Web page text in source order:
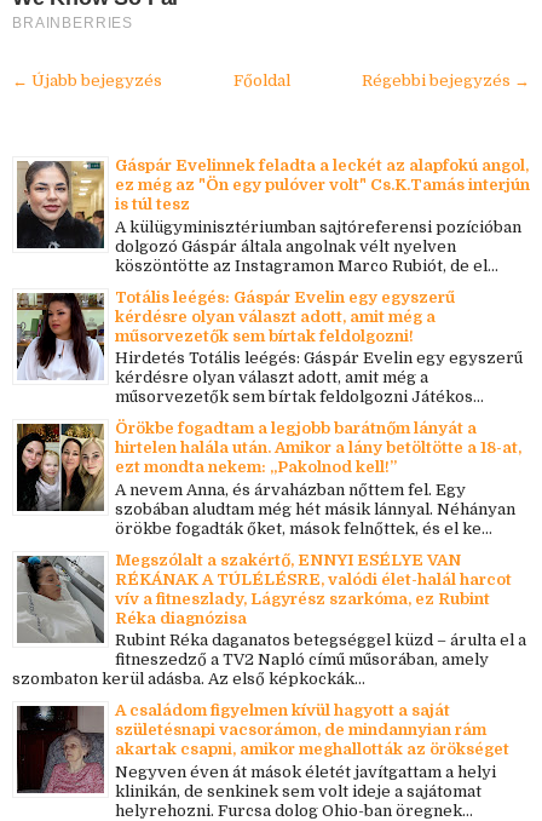
BRAINBERRIES
← Újabb bejegyzés Régebbi bejegyzés →
Főoldal
Gáspár Evelinnek feladta a leckét az alapfokú angol,
ez még az "Ön egy pulóver volt" Cs.K.Tamás interjún
is túl tesz
A külügyminisztériumban sajtóreferensi pozícióban
dolgozó Gáspár általa angolnak vélt nyelven
köszöntötte az Instagramon Marco Rubiót, de el...
Totális leégés: Gáspár Evelin egy egyszerű
kérdésre olyan választ adott, amit még a
műsorvezetők sem bírtak feldolgozni!
Hirdetés Totális leégés: Gáspár Evelin egy egyszerű
kérdésre olyan választ adott, amit még a
műsorvezetők sem bírtak feldolgozni Játékos...
Örökbe fogadtam a legjobb barátnőm lányát a
hirtelen halála után. Amikor a lány betöltötte a 18-at,
ezt mondta nekem: „Pakolnod kell!”
A nevem Anna, és árvaházban nőttem fel. Egy
szobában aludtam még hét másik lánnyal. Néhányan
örökbe fogadták őket, mások felnőttek, és el ke...
Megszólalt a szakértő, ENNYI ESÉLYE VAN
RÉKÁNAK A TÚLÉLÉSRE, valódi élet-halál harcot
vív a fitneszlady, Lágyrész szarkóma, ez Rubint
Réka diagnózisa
Rubint Réka daganatos betegséggel küzd – árulta el a
fitneszedző a TV2 Napló című műsorában, amely
szombaton kerül adásba. Az első képkockák...
A családom figyelmen kívül hagyott a saját
születésnapi vacsorámon, de mindannyian rám
akartak csapni, amikor meghallották az örökséget
Negyven éven át mások életét javítgattam a helyi
klinikán, de senkinek sem volt ideje a sajátomat
helyrehozni. Furcsa dolog Ohio-ban öregnek...